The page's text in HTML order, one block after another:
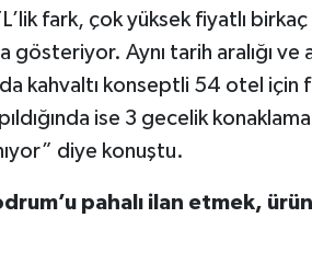
fark, çok yüksek fiyatlı
Aynı tarih aralığı ve
kahvaltı konseptli 54 otel için
ise 3 gecelik
diye konuştu.
pahalı ilan etmek,